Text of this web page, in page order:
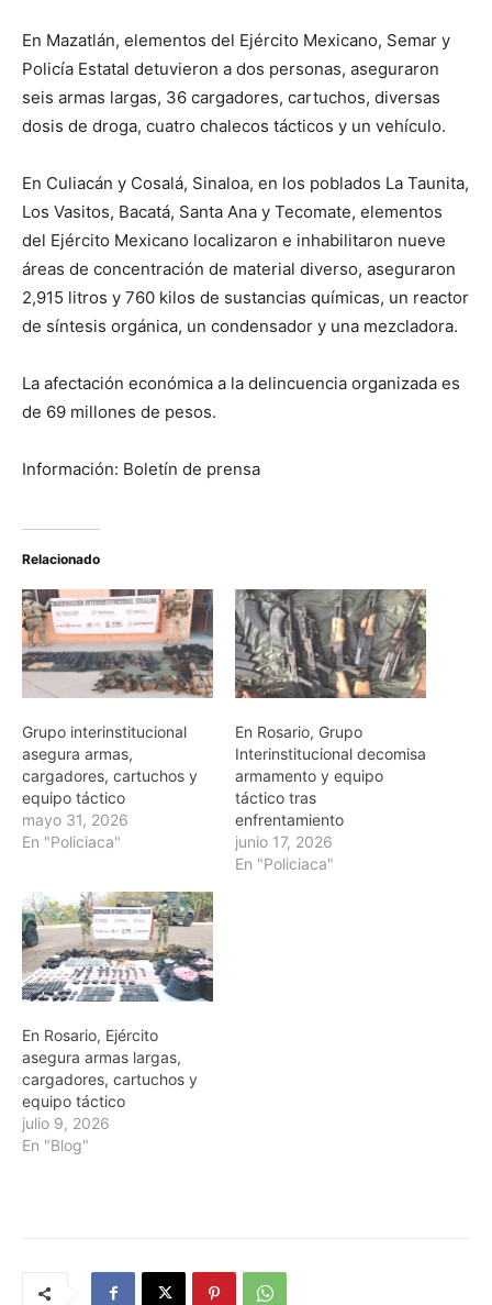
En Mazatlán, elementos del Ejército Mexicano, Semar y
Policía Estatal detuvieron a dos personas, aseguraron
seis armas largas, 36 cargadores, cartuchos, diversas
dosis de droga, cuatro chalecos tácticos y un vehículo.
En Culiacán y Cosalá, Sinaloa, en los poblados La Taunita,
Los Vasitos, Bacatá, Santa Ana y Tecomate, elementos
del Ejército Mexicano localizaron e inhabilitaron nueve
áreas de concentración de material diverso, aseguraron
2,915 litros y 760 kilos de sustancias químicas, un reactor
de síntesis orgánica, un condensador y una mezcladora.
La afectación económica a la delincuencia organizada es
de 69 millones de pesos.
Información: Boletín de prensa
Relacionado
Grupo interinstitucional
asegura armas,
cargadores, cartuchos y
equipo táctico
mayo 31, 2026
En "Policiaca"
En Rosario, Grupo
Interinstitucional decomisa
armamento y equipo
táctico tras
enfrentamiento
junio 17, 2026
En "Policiaca"
En Rosario, Ejército
asegura armas largas,
cargadores, cartuchos y
equipo táctico
julio 9, 2026
En "Blog"